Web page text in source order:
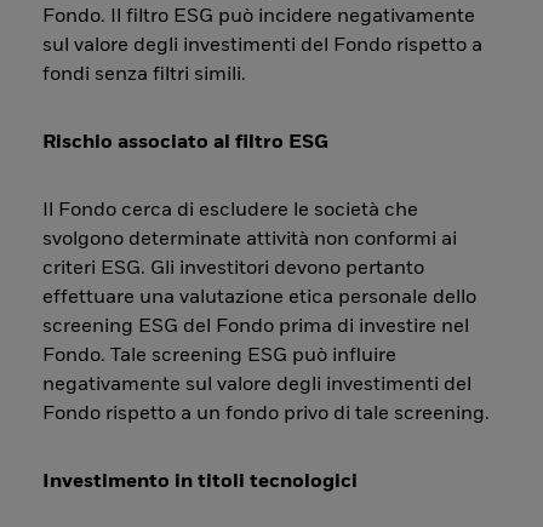
Fondo. Il filtro ESG può incidere negativamente
sul valore degli investimenti del Fondo rispetto a
fondi senza filtri simili.
Rischio associato al filtro ESG
Il Fondo cerca di escludere le società che
svolgono determinate attività non conformi ai
criteri ESG. Gli investitori devono pertanto
effettuare una valutazione etica personale dello
screening ESG del Fondo prima di investire nel
Fondo. Tale screening ESG può influire
negativamente sul valore degli investimenti del
Fondo rispetto a un fondo privo di tale screening.
Investimento in titoli tecnologici